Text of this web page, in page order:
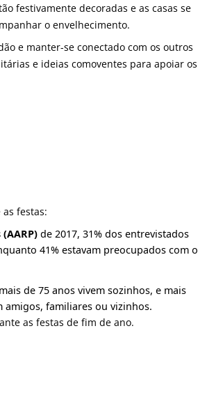
festivamente decoradas e as casas se
o envelhecimento.
e manter-se conectado com os outros
e ideias comoventes para apoiar os
festas:
de 2017, 31% dos entrevistados
41% estavam preocupados com o
de 75 anos vivem sozinhos, e mais
amigos, familiares ou vizinhos.
as festas de fim de ano.